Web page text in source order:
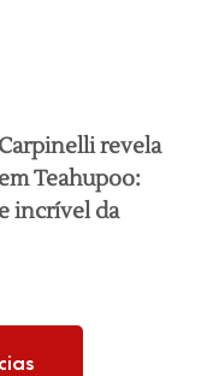
revela
Teahupoo:
incrível da